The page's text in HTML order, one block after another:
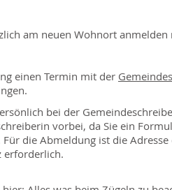
am neuen Wohnort
einen Termin mit der
bei der
vorbei, da Sie ein
die Abmeldung ist die
erforderlich.